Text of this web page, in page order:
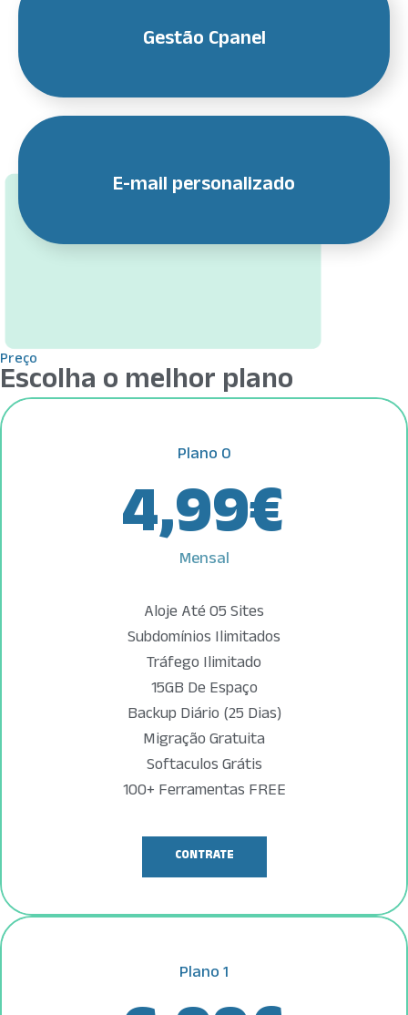
Gestão Cpanel
E-mail personalizado
Preço
Escolha o melhor plano
Plano 0
4,99€
Mensal
Aloje Até 05 Sites
Subdomínios Ilimitados
Tráfego Ilimitado
15GB De Espaço
Backup Diário (25 Dias)
Migração Gratuita
Softaculos Grátis
100+ Ferramentas FREE
CONTRATE
Plano 1